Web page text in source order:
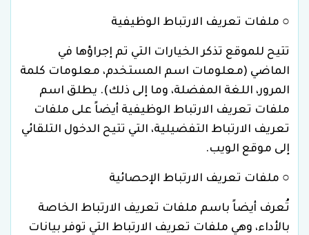
○ ملفات تعريف الارتباط الوظيفية
تتيح للموقع تذكر الخيارات التي تم إجراؤها في
الماضي (معلومات اسم المستخدم، معلومات كلمة
المرور، اللغة المفضلة، وما إلى ذلك). يطلق اسم
ملفات تعريف الارتباط الوظيفية أيضاً على ملفات
تعريف الارتباط التفضيلية، التي تتيح الدخول التلقائي
إلى موقع الويب.
○ ملفات تعريف الارتباط الإحصائية
تُعرف أيضاً باسم ملفات تعريف الارتباط الخاصة
بالأداء، وهي ملفات تعريف الارتباط التي توفر بيانات